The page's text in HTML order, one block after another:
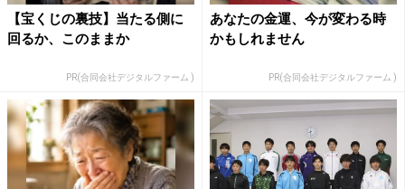
【宝くじの裏技】当たる側に
回るか、このままか
PR(合同会社デジタルファーム )
あなたの金運、今が変わる時
かもしれません
PR(合同会社デジタルファーム )